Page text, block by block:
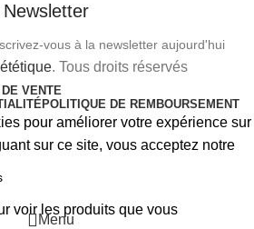
vous à la newsletter aujourd'hui
. Tous droits réservés
VENTE
POLITIQUE DE REMBOURSEMENT
voir les produits que vous
pour améliorer votre expérience sur
sur ce site, vous acceptez notre
Menu